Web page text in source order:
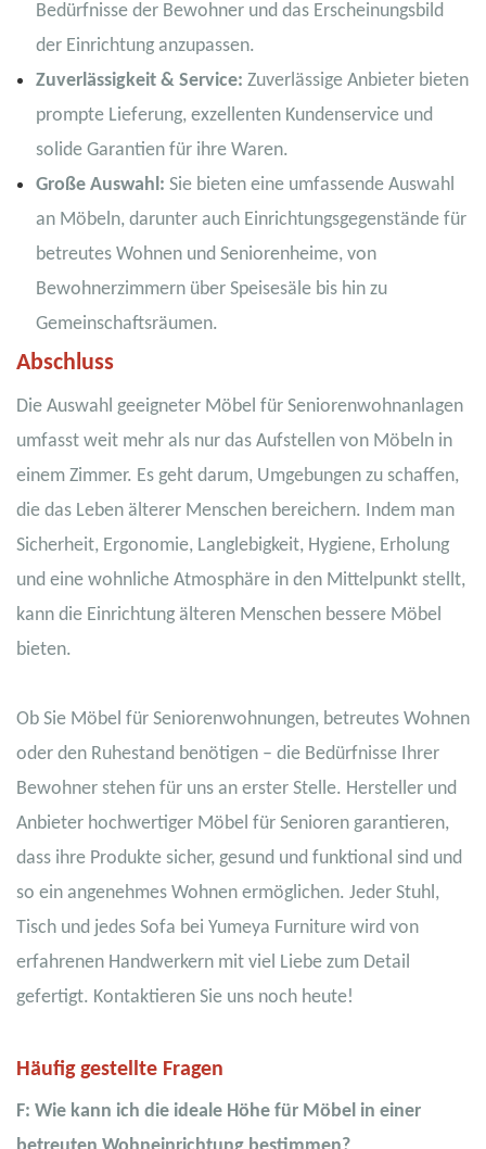
Bedürfnisse der Bewohner und das Erscheinungsbild
der Einrichtung anzupassen.
Zuverlässigkeit & Service: Zuverlässige Anbieter bieten
prompte Lieferung, exzellenten Kundenservice und
solide Garantien für ihre Waren.
Große Auswahl: Sie bieten eine umfassende Auswahl
an Möbeln, darunter auch Einrichtungsgegenstände für
betreutes Wohnen und Seniorenheime, von
Bewohnerzimmern über Speisesäle bis hin zu
Gemeinschaftsräumen.
Abschluss
Die Auswahl geeigneter Möbel für Seniorenwohnanlagen
umfasst weit mehr als nur das Aufstellen von Möbeln in
einem Zimmer. Es geht darum, Umgebungen zu schaffen,
die das Leben älterer Menschen bereichern. Indem man
Sicherheit, Ergonomie, Langlebigkeit, Hygiene, Erholung
und eine wohnliche Atmosphäre in den Mittelpunkt stellt,
kann die Einrichtung älteren Menschen bessere Möbel
bieten.
Ob Sie Möbel für Seniorenwohnungen, betreutes Wohnen
oder den Ruhestand benötigen – die Bedürfnisse Ihrer
Bewohner stehen für uns an erster Stelle. Hersteller und
Anbieter hochwertiger Möbel für Senioren garantieren,
dass ihre Produkte sicher, gesund und funktional sind und
so ein angenehmes Wohnen ermöglichen. Jeder Stuhl,
Tisch und jedes Sofa bei Yumeya Furniture wird von
erfahrenen Handwerkern mit viel Liebe zum Detail
gefertigt. Kontaktieren Sie uns noch heute!
Häufig gestellte Fragen
F: Wie kann ich die ideale Höhe für Möbel in einer